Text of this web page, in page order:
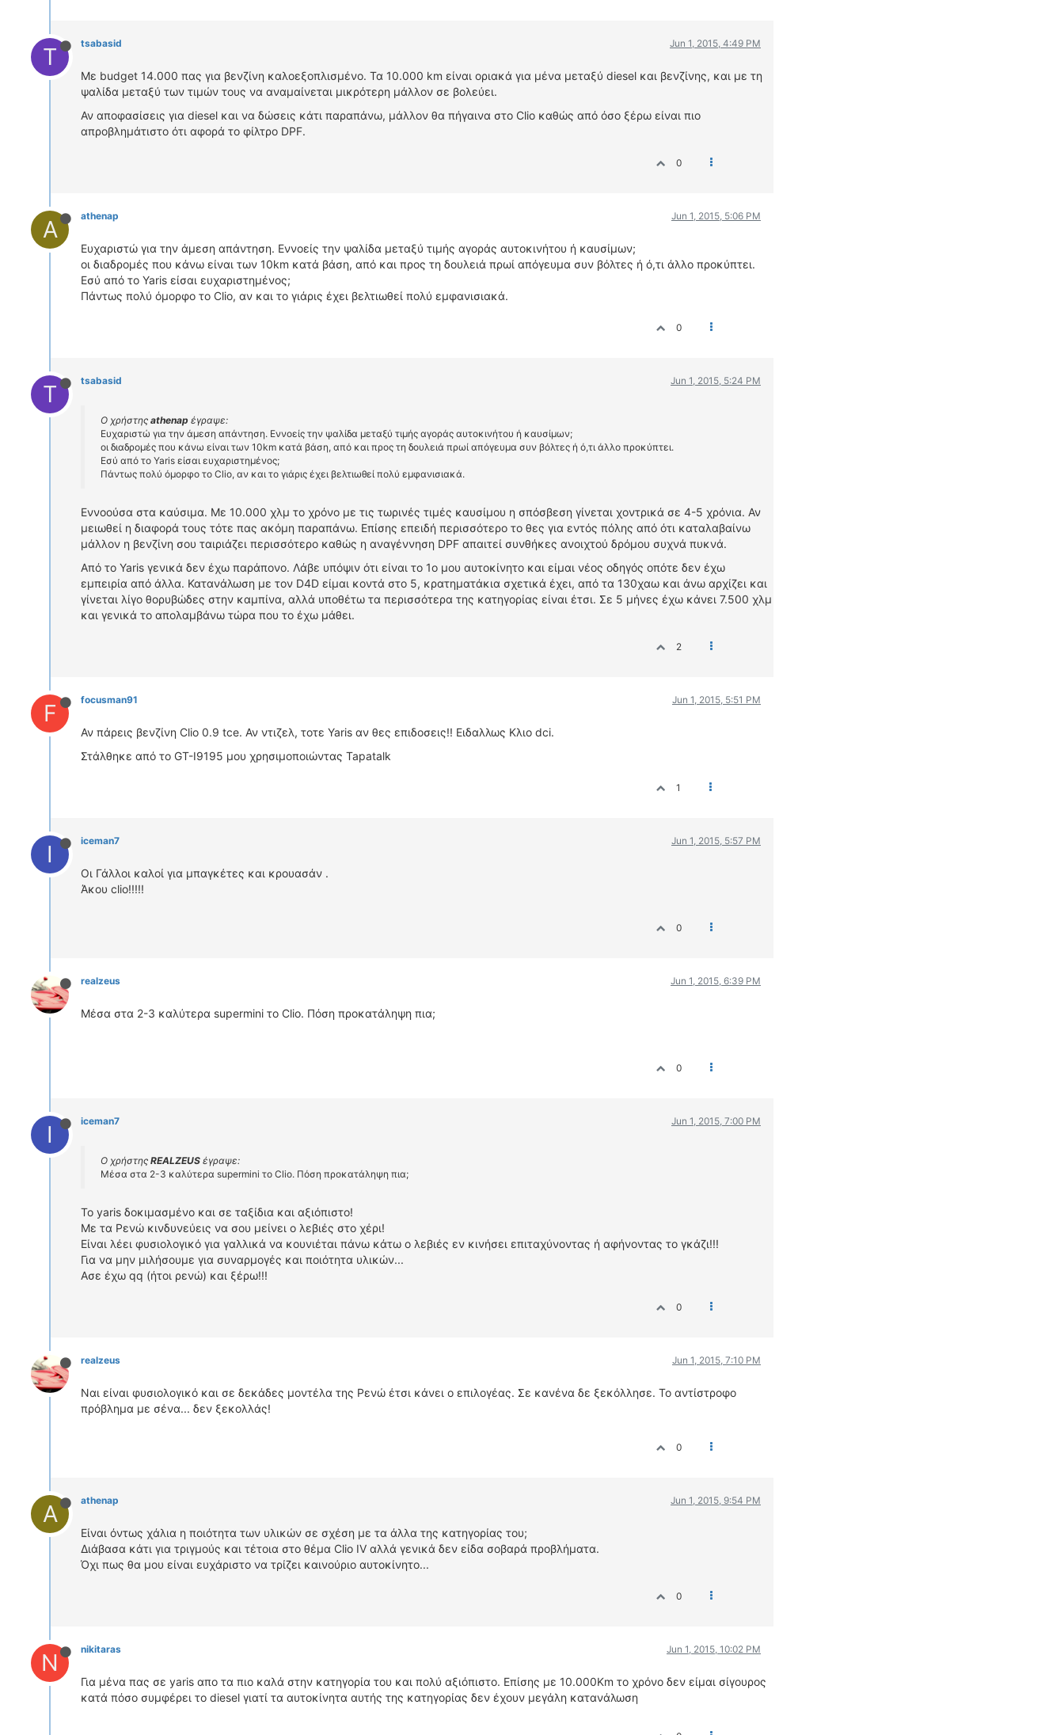
T tsabasid Jun 1, 2015, 4:49 PM
Με budget 14.000 πας για βενζίνη καλοεξοπλισμένο. Τα 10.000 km είναι οριακά για μένα μεταξύ diesel και βενζίνης, και με τη
ψαλίδα μεταξύ των τιμών τους να αναμαίνεται μικρότερη μάλλον σε βολεύει.
Αν αποφασίσεις για diesel και να δώσεις κάτι παραπάνω, μάλλον θα πήγαινα στο Clio καθώς από όσο ξέρω είναι πιο
απροβλημάτιστο ότι αφορά το φίλτρο DPF.
0
A athenap Jun 1, 2015, 5:06 PM
Ευχαριστώ για την άμεση απάντηση. Εννοείς την ψαλίδα μεταξύ τιμής αγοράς αυτοκινήτου ή καυσίμων;
οι διαδρομές που κάνω είναι των 10km κατά βάση, από και προς τη δουλειά πρωί απόγευμα συν βόλτες ή ό,τι άλλο προκύπτει.
Εσύ από το Yaris είσαι ευχαριστημένος;
Πάντως πολύ όμορφο το Clio, αν και το γιάρις έχει βελτιωθεί πολύ εμφανισιακά.
0
T tsabasid Jun 1, 2015, 5:24 PM
Ο χρήστης athenap έγραψε:
Ευχαριστώ για την άμεση απάντηση. Εννοείς την ψαλίδα μεταξύ τιμής αγοράς αυτοκινήτου ή καυσίμων;
οι διαδρομές που κάνω είναι των 10km κατά βάση, από και προς τη δουλειά πρωί απόγευμα συν βόλτες ή ό,τι άλλο προκύπτει.
Εσύ από το Yaris είσαι ευχαριστημένος;
Πάντως πολύ όμορφο το Clio, αν και το γιάρις έχει βελτιωθεί πολύ εμφανισιακά.
Εννοούσα στα καύσιμα. Με 10.000 χλμ το χρόνο με τις τωρινές τιμές καυσίμου η σπόσβεση γίνεται χοντρικά σε 4-5 χρόνια. Αν
μειωθεί η διαφορά τους τότε πας ακόμη παραπάνω. Επίσης επειδή περισσότερο το θες για εντός πόλης από ότι καταλαβαίνω
μάλλον η βενζίνη σου ταιριάζει περισσότερο καθώς η αναγέννηση DPF απαιτεί συνθήκες ανοιχτού δρόμου συχνά πυκνά.
Από το Yaris γενικά δεν έχω παράπονο. Λάβε υπόψιν ότι είναι το 1ο μου αυτοκίνητο και είμαι νέος οδηγός οπότε δεν έχω
εμπειρία από άλλα. Κατανάλωση με τον D4D είμαι κοντά στο 5, κρατηματάκια σχετικά έχει, από τα 130χαω και άνω αρχίζει και
γίνεται λίγο θορυβώδες στην καμπίνα, αλλά υποθέτω τα περισσότερα της κατηγορίας είναι έτσι. Σε 5 μήνες έχω κάνει 7.500 χλμ
και γενικά το απολαμβάνω τώρα που το έχω μάθει.
2
F focusman91 Jun 1, 2015, 5:51 PM
Αν πάρεις βενζίνη Clio 0.9 tce. Αν ντιζελ, τοτε Yaris αν θες επιδοσεις!! Ειδαλλως Κλιο dci.
Στάλθηκε από το GT-I9195 μου χρησιμοποιώντας Tapatalk
1
I iceman7 Jun 1, 2015, 5:57 PM
Οι Γάλλοι καλοί για μπαγκέτες και κρουασάν .
Άκου clio!!!!!
0
realzeus Jun 1, 2015, 6:39 PM
Μέσα στα 2-3 καλύτερα supermini το Clio. Πόση προκατάληψη πια;
0
I iceman7 Jun 1, 2015, 7:00 PM
Ο χρήστης REALZEUS έγραψε:
Μέσα στα 2-3 καλύτερα supermini το Clio. Πόση προκατάληψη πια;
Το yaris δοκιμασμένο και σε ταξίδια και αξιόπιστο!
Με τα Ρενώ κινδυνεύεις να σου μείνει ο λεβιές στο χέρι!
Είναι λέει φυσιολογικό για γαλλικά να κουνιέται πάνω κάτω ο λεβιές εν κινήσει επιταχύνοντας ή αφήνοντας το γκάζι!!!
Για να μην μιλήσουμε για συναρμογές και ποιότητα υλικών...
Ασε έχω qq (ήτοι ρενώ) και ξέρω!!!
0
realzeus Jun 1, 2015, 7:10 PM
Ναι είναι φυσιολογικό και σε δεκάδες μοντέλα της Ρενώ έτσι κάνει ο επιλογέας. Σε κανένα δε ξεκόλλησε. Το αντίστροφο
πρόβλημα με σένα... δεν ξεκολλάς!
0
A athenap Jun 1, 2015, 9:54 PM
Είναι όντως χάλια η ποιότητα των υλικών σε σχέση με τα άλλα της κατηγορίας του;
Διάβασα κάτι για τριγμούς και τέτοια στο θέμα Clio IV αλλά γενικά δεν είδα σοβαρά προβλήματα.
Όχι πως θα μου είναι ευχάριστο να τρίζει καινούριο αυτοκίνητο...
0
N nikitaras Jun 1, 2015, 10:02 PM
Για μένα πας σε yaris απο τα πιο καλά στην κατηγορία του και πολύ αξιόπιστο. Επίσης με 10.000Km το χρόνο δεν είμαι σίγουρος
κατά πόσο συμφέρει το diesel γιατί τα αυτοκίνητα αυτής της κατηγορίας δεν έχουν μεγάλη κατανάλωση
CLASSIC
ΑΡΧΕΙΟ ΤΕΥΧΩΝ